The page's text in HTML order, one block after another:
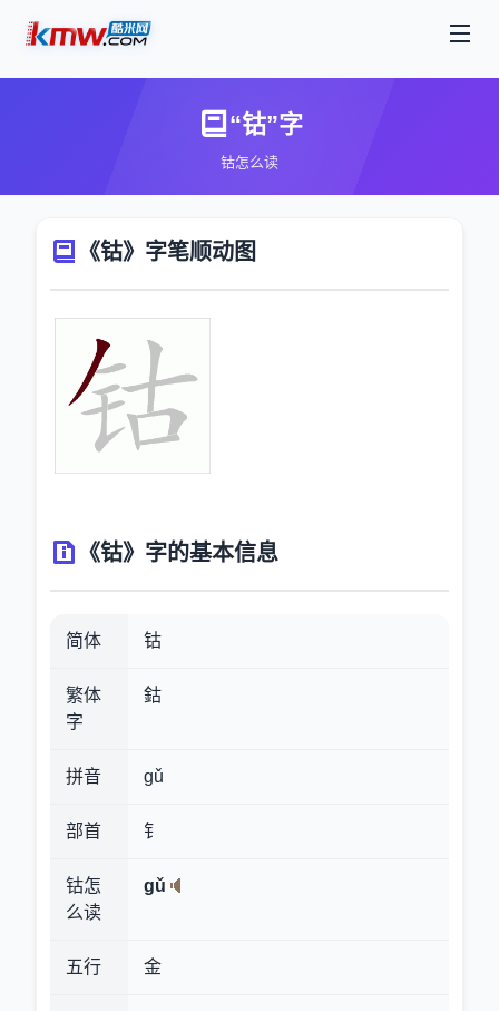
“钴”字
钴怎么读
《钴》字笔顺动图
《钴》字的基本信息
简体 钴
繁体
字
鈷
拼音 gǔ
部首 钅
钴怎
么读
gǔ
五行 金